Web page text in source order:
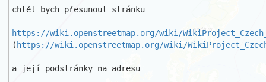
chtěl bych přesunout stránku
https://wiki.openstreetmap.org/wiki/
( https://wiki.openstreetmap.org/wiki/
a její podstránky na adresu